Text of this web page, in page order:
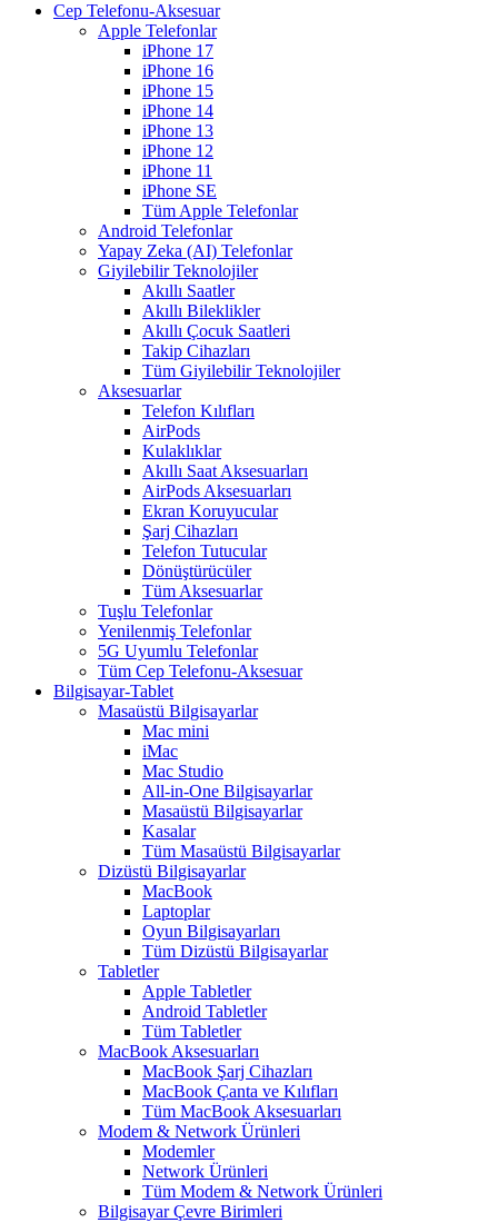
Cep Telefonu-Aksesuar
Apple Telefonlar
iPhone 17
iPhone 16
iPhone 15
iPhone 14
iPhone 13
iPhone 12
iPhone 11
iPhone SE
Tüm Apple Telefonlar
Android Telefonlar
Yapay Zeka (AI) Telefonlar
Giyilebilir Teknolojiler
Akıllı Saatler
Akıllı Bileklikler
Akıllı Çocuk Saatleri
Takip Cihazları
Tüm Giyilebilir Teknolojiler
Aksesuarlar
Telefon Kılıfları
AirPods
Kulaklıklar
Akıllı Saat Aksesuarları
AirPods Aksesuarları
Ekran Koruyucular
Şarj Cihazları
Telefon Tutucular
Dönüştürücüler
Tüm Aksesuarlar
Tuşlu Telefonlar
Yenilenmiş Telefonlar
5G Uyumlu Telefonlar
Tüm Cep Telefonu-Aksesuar
Bilgisayar-Tablet
Masaüstü Bilgisayarlar
Mac mini
iMac
Mac Studio
All-in-One Bilgisayarlar
Masaüstü Bilgisayarlar
Kasalar
Tüm Masaüstü Bilgisayarlar
Dizüstü Bilgisayarlar
MacBook
Laptoplar
Oyun Bilgisayarları
Tüm Dizüstü Bilgisayarlar
Tabletler
Apple Tabletler
Android Tabletler
Tüm Tabletler
MacBook Aksesuarları
MacBook Şarj Cihazları
MacBook Çanta ve Kılıfları
Tüm MacBook Aksesuarları
Modem & Network Ürünleri
Modemler
Network Ürünleri
Tüm Modem & Network Ürünleri
Bilgisayar Çevre Birimleri